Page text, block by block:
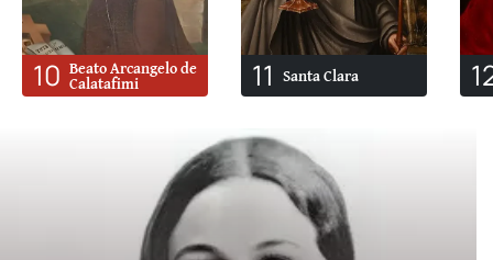
10 Beato Arcangelo de
Calatafimi 11 Santa Clara